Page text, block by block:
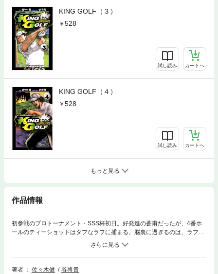
KING GOLF（３）
528
試し読み カートへ
KING GOLF（４）
528
試し読み カートへ
もっと見る
作品情報
初参戦のプロトーナメント・SSS杯初日。好発進の蒼甫だったが、4番ホ
ールのティーショットはタフなラフに捕まる。脳裏に過ぎるのは、ラフに
苦しめられ続けたアメリカ修業での苦い記憶…難易度の高い第2打の成否
著者 佐々木健
谷将貴